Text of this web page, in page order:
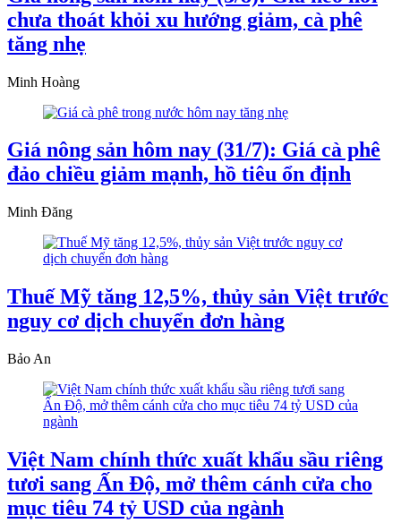
chưa thoát khỏi xu hướng giảm, cà phê
tăng nhẹ
Minh Hoàng
Giá nông sản hôm nay (31/7): Giá cà phê
đảo chiều giảm mạnh, hồ tiêu ổn định
Minh Đăng
Thuế Mỹ tăng 12,5%, thủy sản Việt trước
nguy cơ dịch chuyển đơn hàng
Bảo An
Việt Nam chính thức xuất khẩu sầu riêng
tươi sang Ấn Độ, mở thêm cánh cửa cho
mục tiêu 74 tỷ USD của ngành